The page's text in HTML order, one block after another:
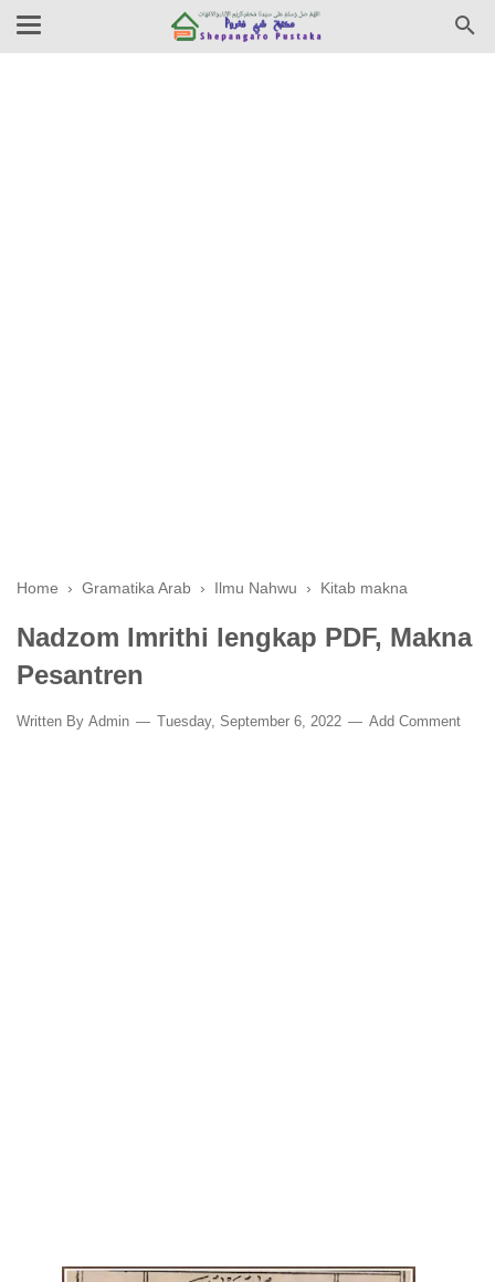
Home › Gramatika Arab › Ilmu Nahwu › Kitab makna
Nadzom Imrithi lengkap PDF, Makna
Pesantren
Written By Admin Tuesday, September 6, 2022 Add Comment